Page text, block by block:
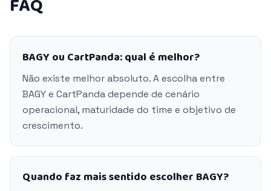
FAQ
BAGY ou CartPanda: qual é melhor?
Não existe melhor absoluto. A escolha entre
BAGY e CartPanda depende de cenário
operacional, maturidade do time e objetivo de
crescimento.
Quando faz mais sentido escolher BAGY?